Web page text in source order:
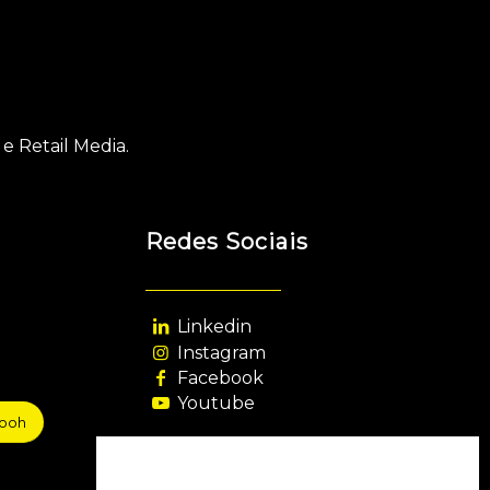
Retail Media.
Redes Sociais
Linkedin
Instagram
Facebook
Youtube